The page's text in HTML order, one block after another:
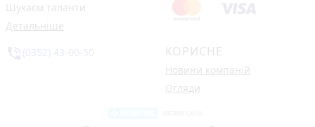
Шукаєм таланти
Детальніше
КОРИСНЕ
Новини компаній
Огляди